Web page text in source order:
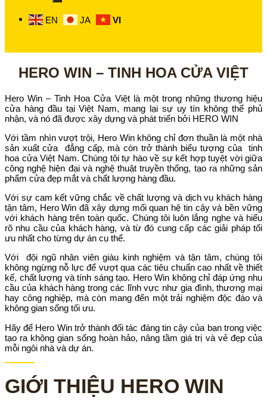
EN JA VI
HERO WIN – TINH HOA CỬA VIỆT
Hero Win – Tinh Hoa Cửa Việt là một trong những thương hiệu
cửa hàng đầu tại Việt Nam, mang lại sự uy tín không thể phủ
nhận, và nó đã được xây dựng và phát triển bởi HERO WIN
Với tầm nhìn vượt trội, Hero Win không chỉ đơn thuần là một nhà
sản xuất cửa đẳng cấp, mà còn trở thành biểu tượng của tinh
hoa cửa Việt Nam. Chúng tôi tự hào về sự kết hợp tuyệt vời giữa
công nghệ hiện đại và nghệ thuật truyền thống, tạo ra những sản
phẩm cửa đẹp mắt và chất lượng hàng đầu.
Với sự cam kết vững chắc về chất lượng và dịch vụ khách hàng
tận tâm, Hero Win đã xây dựng mối quan hệ tin cậy và bền vững
với khách hàng trên toàn quốc. Chúng tôi luôn lắng nghe và hiểu
rõ nhu cầu của khách hàng, và từ đó cung cấp các giải pháp tối
ưu nhất cho từng dự án cụ thể.
Với đội ngũ nhân viên giàu kinh nghiệm và tận tâm, chúng tôi
không ngừng nỗ lực để vượt qua các tiêu chuẩn cao nhất về thiết
kế, chất lượng và tính sáng tạo. Hero Win không chỉ đáp ứng nhu
cầu của khách hàng trong các lĩnh vực như gia đình, thương mại
hay công nghiệp, mà còn mang đến một trải nghiệm độc đáo và
không gian sống tối ưu.
Hãy để Hero Win trở thành đối tác đáng tin cậy của bạn trong việc
tạo ra không gian sống hoàn hảo, nâng tầm giá trị và vẻ đẹp của
mỗi ngôi nhà và dự án.
GIỚI THIỆU HERO WIN